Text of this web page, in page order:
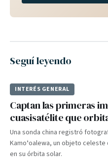
Seguí leyendo
INTERÉS GENERAL
Captan las primeras
cuasisatélite que
Una sonda china registró
Kamoʻoalewa, un objeto
en su órbita solar.